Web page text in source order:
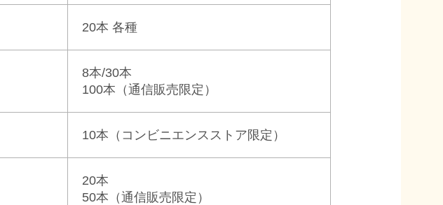
20本 各種
8本/30本
100本（通信販売限定）
10本 （コンビニエンスストア限定）
20本
50本 （通信販売限定）